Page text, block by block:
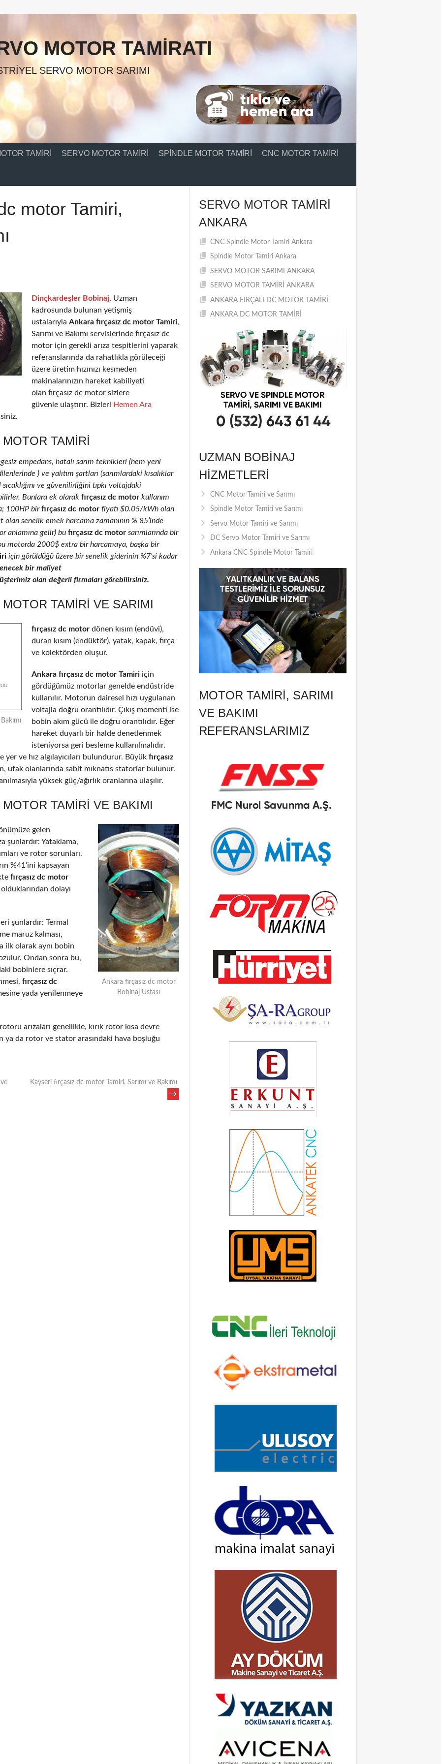
MOTOR TAMIRATI
SERVO MOTOR SARIMI
TAMIRI SERVO MOTOR TAMIRI SPINDLE MOTOR TAMIRI CNC MOTOR TAMIRI
motor Tamiri,
Dinçkardeşler Bobinaj, Uzman
kadrosunda bulunan yetişmiş
ustalarıyla Ankara fırçasız dc motor Tamiri,
Sarımı ve Bakımı servislerinde fırçasız dc
motor için gerekli arıza tespitlerini yaparak
referanslarında da rahatlıkla görüleceği
üzere üretim hızınızı kesmeden
makinalarınızın hareket kabiliyeti
olan fırçasız dc motor sizlere
güvenle ulaştırır. Bizleri Hemen Ara
TAMIRI
empedans, hatalı sarım teknikleri (hem yeni
) ve yalıtım şartları (sarımlardaki kısalıklar
ve güvenilirliğini tıpkı voltajdaki
Bunlara ek olarak fırçasız dc motor kullanım
100HP birfırçasız dc motor fiyatı $0.05/kWh olan
senelik emek harcama zamanının % 85’inde
anlamına gelir) bu fırçasız dc motor sarımlarında bir
motorda 2000$ extra bir harcamaya, başka bir
için görüldüğü üzere bir senelik giderinin %7’si kadar
bir maliyet
olan değerli firmaları görebilirsiniz.
TAMIRI VE SARIMI
fırçasız dc motor dönen kısım (endüvi),
duran kısım (endüktör), yatak, kapak, fırça
ve kolektörden oluşur.
Ankara fırçasız dc motor Tamiri için
gördüğümüz motorlar genelde endüstride
kullanılır. Motorun dairesel hızı uygulanan
voltajla doğru orantılıdır. Çıkış momenti ise
bobin akım gücü ile doğru orantılıdır. Eğer
hareket duyarlı bir halde denetlenmek
isteniyorsa geri besleme kullanılmalıdır.
ve hız algılayıcıları bulundurur. Büyük fırçasız
ufak olanlarında sabit mıknatıs statorlar bulunur.
yüksek güç/ağırlık oranlarına ulaşılır.
TAMIRI VE BAKIMI
Ankara fırçasız dc motor
Bobinaj Ustası
gelen
şunlardır: Yataklama,
ve rotor sorunları.
%41’ini kapsayan
fırçasız dc motor
dolayı
şunlardır: Termal
maruz kalması,
ilk olarak aynı bobin
Ondan sonra bu,
bobinlere sıçrar.
fırçasız dc
yada yenilenmeye
rotoru arızaları genellikle, kırık rotor kısa devre
ya da rotor ve stator arasındaki hava boşluğu
Kayseri fırçasız dc motor Tamiri, Sarımı ve Bakımı
→
SERVO MOTOR TAMIRI
ANKARA
CNC Spindle Motor Tamiri Ankara
Spindle Motor Tamiri Ankara
SERVO MOTOR SARIMI ANKARA
SERVO MOTOR TAMİRİ ANKARA
ANKARA FIRÇALI DC MOTOR TAMİRİ
ANKARA DC MOTOR TAMİRİ
UZMAN BOBINAJ
HIZMETLERI
CNC Motor Tamiri ve Sarımı
Spindle Motor Tamiri ve Sarımı
Servo Motor Tamiri ve Sarımı
DC Servo Motor Tamiri ve Sarımı
Ankara CNC Spindle Motor Tamiri
MOTOR TAMIRI, SARIMI
VE BAKIMI
REFERANSLARIMIZ